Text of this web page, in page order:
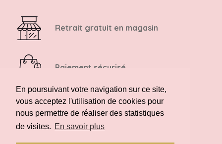
En poursuivant votre navigation sur ce site,
vous acceptez l'utilisation de cookies pour
nous permettre de réaliser des statistiques
de visites. En savoir plus
Retrait gratuit en magasin
Paiement sécurisé
Retour possible sous 14 jours